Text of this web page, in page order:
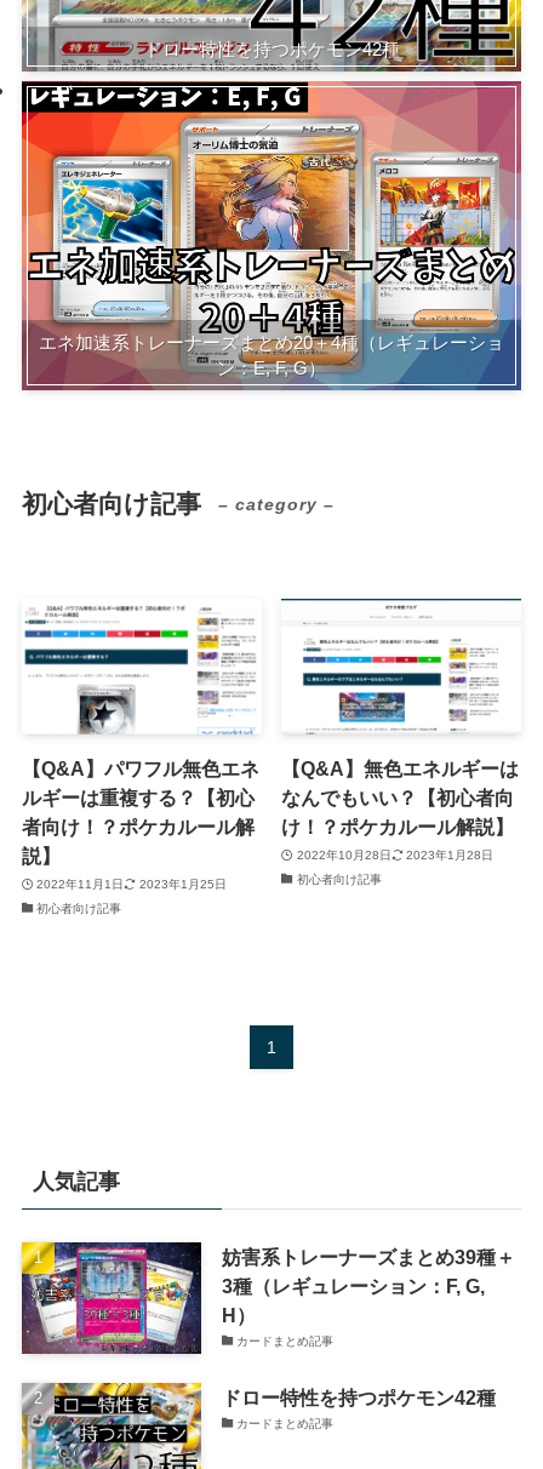
ドロー特性を持つポケモン42種
エネ加速系トレーナーズまとめ20＋4種（レギュレーショ
ン：E, F, G）
初心者向け記事 – category –
【Q&A】パワフル無色エネ
ルギーは重複する？【初心
者向け！？ポケカルール解
説】
2022年11月1日
2023年1月25日
初心者向け記事
【Q&A】無色エネルギーは
なんでもいい？【初心者向
け！？ポケカルール解説】
2022年10月28日
2023年1月28日
初心者向け記事
1
人気記事
妨害系トレーナーズまとめ39種＋
3種（レギュレーション：F, G,
H）
カードまとめ記事
ドロー特性を持つポケモン42種
カードまとめ記事